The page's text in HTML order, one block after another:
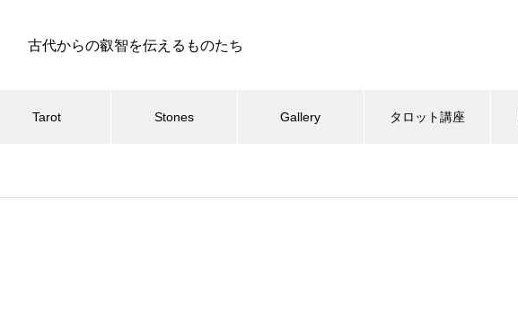
古代からの叡智を伝えるものたち
Tarot Stones Gallery タロット講座